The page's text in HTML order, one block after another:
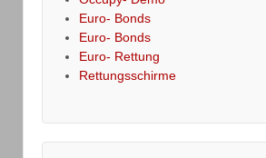
Euro- Bonds
Euro- Bonds
Euro- Rettung
Rettungsschirme